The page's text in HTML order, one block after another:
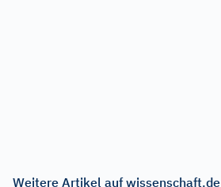
Weitere Artikel auf wissenschaft.de